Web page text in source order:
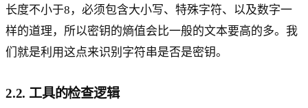
长度不小于8，必须包含大小写、特殊字符、以及数字一
样的道理，所以密钥的熵值会比一般的文本要高的多。我
们就是利用这点来识别字符串是否是密钥。
2.2. 工具的检查逻辑